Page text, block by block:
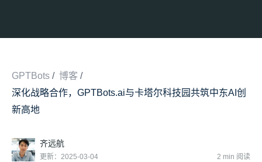
GPTBots / 博客 /
深化战略合作，GPTBots.ai与卡塔尔科技园共筑中东AI创
新高地
齐远航
更新：2025-03-04 2 min 阅读